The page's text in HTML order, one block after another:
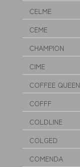
CELME
CEME
CHAMPION
CIME
COFFEE QUEEN
COFFF
COLDLINE
COLGED
COMENDA